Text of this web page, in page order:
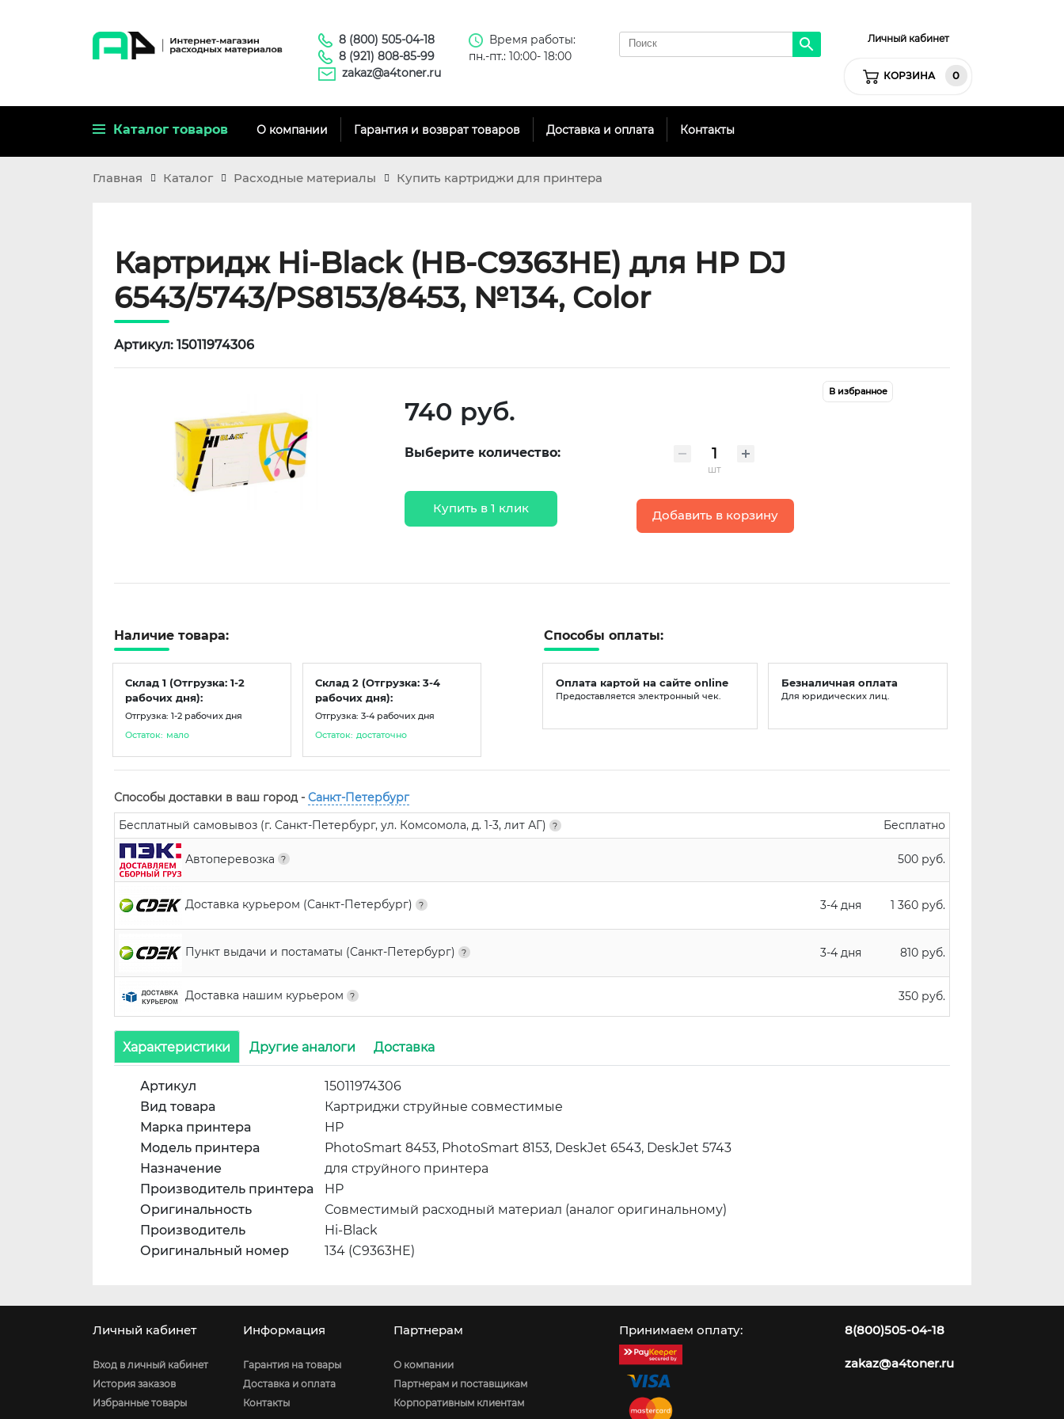
8 (800) 505-04-18
8 (921) 808-85-99
zakaz@a4toner.ru
Время работы:
пн.-пт.: 10:00- 18:00
Личный кабинет
КОРЗИНА 0
Каталог товаров О компании Гарантия и возврат товаров Доставка и оплата Контакты
Главная Каталог Расходные материалы Купить картриджи для принтера
Картридж Hi-Black (HB-C9363HE) для HP DJ
6543/5743/PS8153/8453, №134, Color
Артикул: 15011974306
740 руб.
Выберите количество:
шт
Купить в 1 клик
Добавить в корзину
В избранное
Наличие товара:
Склад 1 (Отгрузка: 1-2
рабочих дня):
Отгрузка: 1-2 рабочих дня
Остаток: мало
Склад 2 (Отгрузка: 3-4
рабочих дня):
Отгрузка: 3-4 рабочих дня
Остаток: достаточно
Способы оплаты:
Оплата картой на сайте online
Предоставляется электронный чек.
Безналичная оплата
Для юридических лиц.
Способы доставки в ваш город - Санкт-Петербург
Бесплатный самовывоз (г. Санкт-Петербург, ул. Комсомола, д. 1-3, лит АГ)
Бесплатно
Автоперевозка 500 руб.
Доставка курьером (Санкт-Петербург) 3-4 дня 1 360 руб.
Пункт выдачи и постаматы (Санкт-Петербург) 3-4 дня 810 руб.
Доставка нашим курьером 350 руб.
Характеристики Другие аналоги Доставка
Артикул
15011974306
Вид товара
Картриджи струйные совместимые
Марка принтера
HP
Модель принтера
PhotoSmart 8453, PhotoSmart 8153, DeskJet 6543, DeskJet 5743
Назначение
для струйного принтера
Производитель принтера
HP
Оригинальность
Совместимый расходный материал (аналог оригинальному)
Производитель
Hi-Black
Оригинальный номер
134 (C9363HE)
Личный кабинет
Вход в личный кабинет
История заказов
Избранные товары
Информация
Гарантия на товары
Доставка и оплата
Контакты
Партнерам
О компании
Партнерам и поставщикам
Корпоративным клиентам
Принимаем оплату: 8(800)505-04-18
zakaz@a4toner.ru